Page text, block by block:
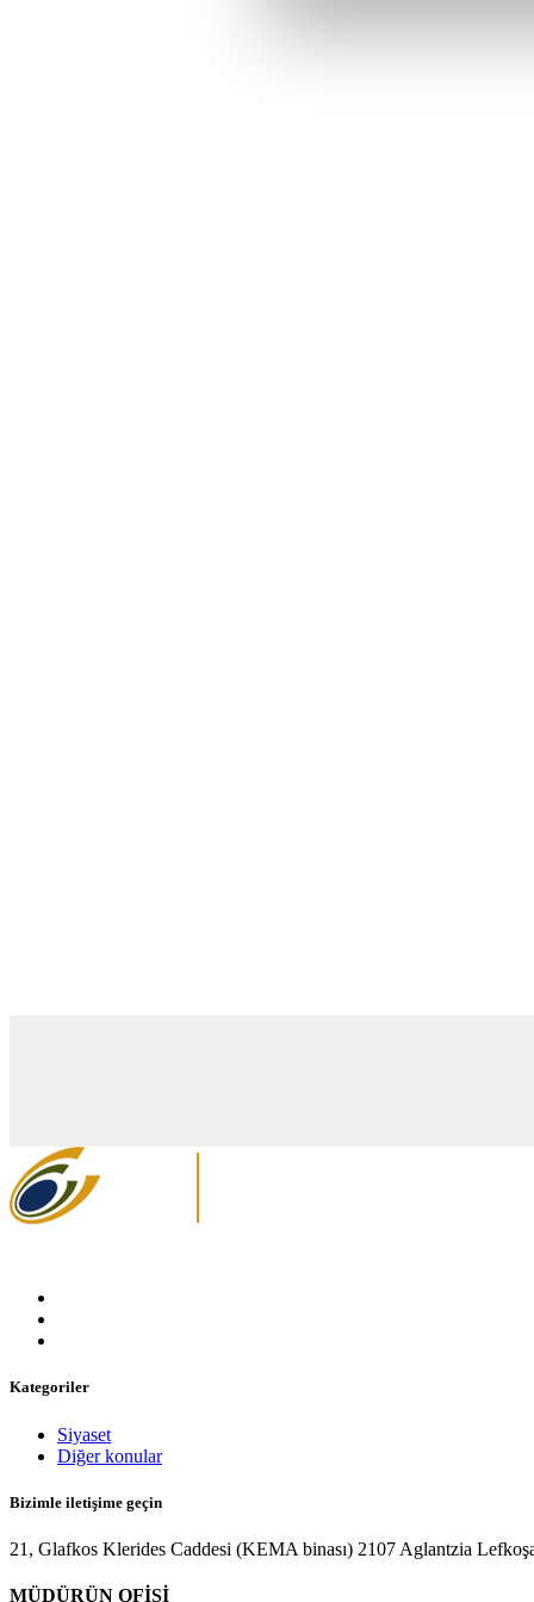
Kategoriler
Siyaset
Diğer konular
Bizimle iletişime geçin
21, Glafkos Klerides Caddesi (KEMA binası) 2107 Aglantzia
MÜDÜRÜN OFİSİ